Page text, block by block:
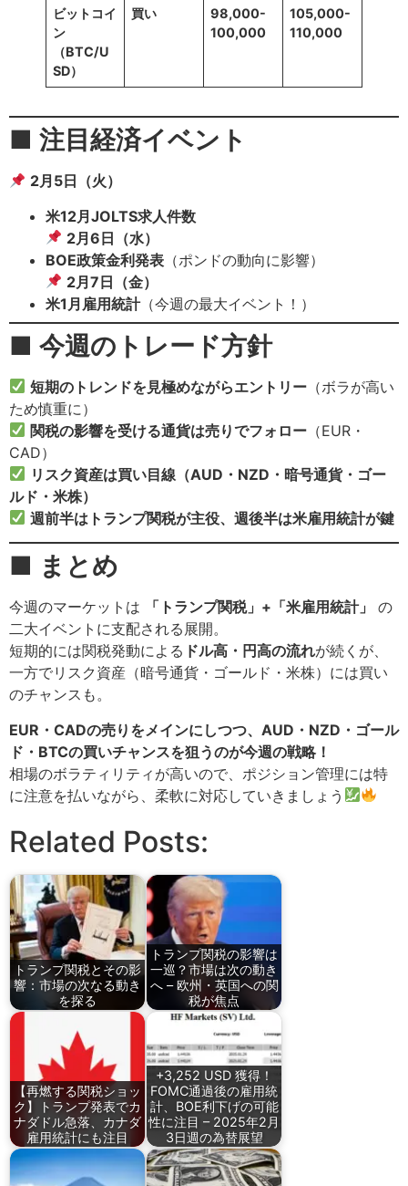
ビットコイ
ン
（BTC/U
SD）
買い
98,000-
100,000
105,000-
110,000
■ 注目経済イベント
2月5日（火）
米12月JOLTS求人件数
2月6日（水）
BOE政策金利発表 （ポンドの動向に影響）
2月7日（金）
米1月雇用統計（今週の最大イベント！）
■ 今週のトレード方針
短期のトレンドを見極めながらエントリー （ボラが高い
ため慎重に）
関税の影響を受ける通貨は売りでフォロー （EUR・
CAD）
リスク資産は買い目線（AUD・NZD・暗号通貨・ゴー
ルド・米株）
週前半はトランプ関税が主役、週後半は米雇用統計が鍵
■ まとめ
今週のマーケットは 「トランプ関税」+「米雇用統計」
の
二大イベントに支配される展開。
短期的には関税発動による ドル高・円高の流れが続くが、
一方でリスク資産（暗号通貨・ゴールド・米株）には買い
のチャンスも。
EUR・CADの売りをメインにしつつ、AUD・NZD・ゴール
ド・BTCの買いチャンスを狙うのが今週の戦略！
相場のボラティリティが高いので、ポジション管理には特
に注意を払いながら、柔軟に対応していきましょう
Related Posts:
トランプ関税とその影
響：市場の次なる動き
を探る
トランプ関税の影響は
一巡？市場は次の動き
へ – 欧州・英国への関
税が焦点
【再燃する関税ショッ
ク】トランプ発表でカ
ナダドル急落、カナダ
雇用統計にも注目
+3,252 USD 獲得！
FOMC通過後の雇用統
計、BOE利下げの可能
性に注目 – 2025年2月
3日週の為替展望